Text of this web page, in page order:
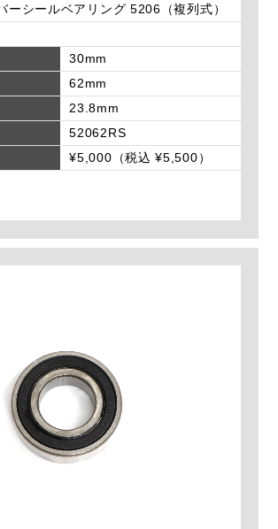
ーシールベアリング 5206（複列式）
30mm
62mm
23.8mm
52062RS
¥5,000（税込 ¥5,500）